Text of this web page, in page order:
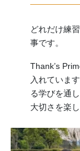
どれだけ練
事です。
Thank’s
入れていま
る学びを通
大切さを楽